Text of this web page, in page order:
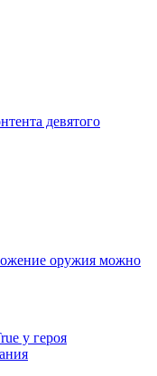
девятого
оружия можно
у героя